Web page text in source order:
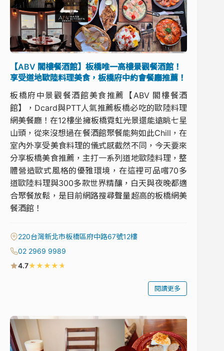
【ABV 閣樓餐酒館】板橋唯一高樓景觀餐酒館！
享受道地歐陸料理美食，板橋府中約會餐廳推薦！
板橋府中景觀餐酒館美食推薦【ABV 閣樓餐酒
館】，Dcard與PTT人氣推薦板橋必吃的歐陸料理
網美餐廳！在12樓坐擁板橋霓虹光景還能遠眺七星
山頭，從來沒想過在餐酒館聚餐能夠如此Chill，在
室內外享受美食料理的儀式感截然不同，今天要來
分享板橋美食推薦，主打一系列道地歐陸料理，整
體營造歐式風格的優雅環境，在這裡可品嚐70多
道歐陸料理與300多款世界精釀，白天與夜晚都適
合聚餐放鬆，是目前網路搜尋聲量超高的板橋網美
餐酒館！
220台灣新北市板橋區府中路67號12樓
02 2969 9989
4.7★★★★★
閱讀更多